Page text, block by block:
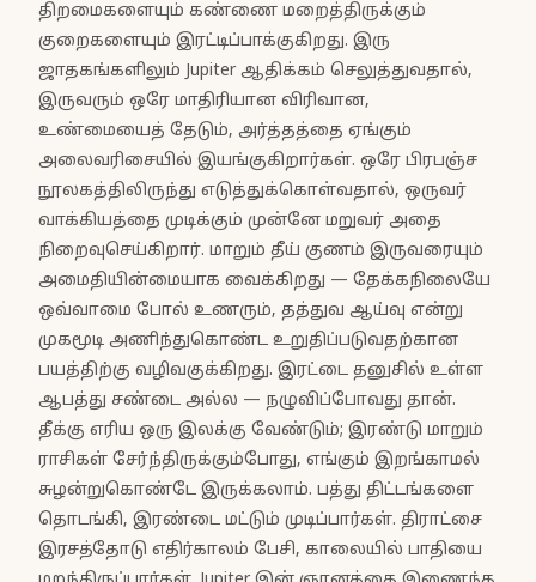
திறமைகளையும் கண்ணை மறைத்திருக்கும்
குறைகளையும் இரட்டிப்பாக்குகிறது. இரு
ஜாதகங்களிலும் Jupiter ஆதிக்கம் செலுத்துவதால்,
இருவரும் ஒரே மாதிரியான விரிவான,
உண்மையைத் தேடும், அர்த்தத்தை ஏங்கும்
அலைவரிசையில் இயங்குகிறார்கள். ஒரே பிரபஞ்ச
நூலகத்திலிருந்து எடுத்துக்கொள்வதால், ஒருவர்
வாக்கியத்தை முடிக்கும் முன்னே மறுவர் அதை
நிறைவுசெய்கிறார். மாறும் தீய் குணம் இருவரையும்
அமைதியின்மையாக வைக்கிறது — தேக்கநிலையே
ஒவ்வாமை போல் உணரும், தத்துவ ஆய்வு என்று
முகமூடி அணிந்துகொண்ட உறுதிப்படுவதற்கான
பயத்திற்கு வழிவகுக்கிறது. இரட்டை தனுசில் உள்ள
ஆபத்து சண்டை அல்ல — நழுவிப்போவது தான்.
தீக்கு எரிய ஒரு இலக்கு வேண்டும்; இரண்டு மாறும்
ராசிகள் சேர்ந்திருக்கும்போது, எங்கும் இறங்காமல்
சுழன்றுகொண்டே இருக்கலாம். பத்து திட்டங்களை
தொடங்கி, இரண்டை மட்டும் முடிப்பார்கள். திராட்சை
இரசத்தோடு எதிர்காலம் பேசி, காலையில் பாதியை